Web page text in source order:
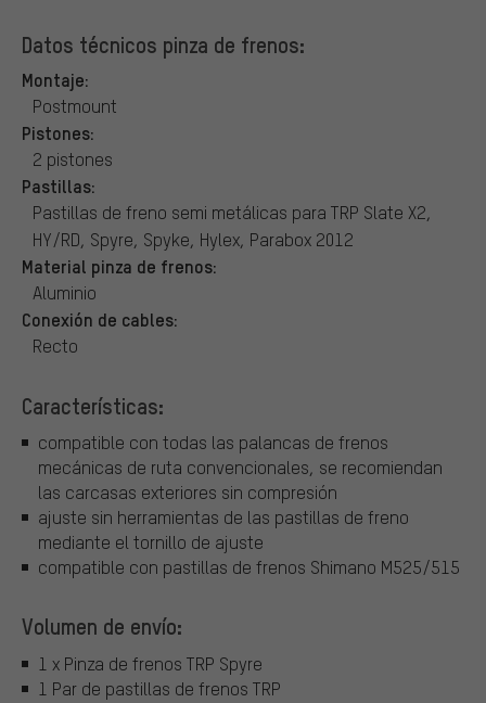
Datos técnicos pinza de frenos:
Montaje:
Postmount
Pistones:
2 pistones
Pastillas:
Pastillas de freno semi metálicas para TRP Slate X2,
HY/RD, Spyre, Spyke, Hylex, Parabox 2012
Material pinza de frenos:
Aluminio
Conexión de cables:
Recto
Características:
compatible con todas las palancas de frenos
mecánicas de ruta convencionales, se recomiendan
las carcasas exteriores sin compresión
ajuste sin herramientas de las pastillas de freno
mediante el tornillo de ajuste
compatible con pastillas de frenos Shimano M525/515
Volumen de envío:
1 x Pinza de frenos TRP Spyre
1 Par de pastillas de frenos TRP